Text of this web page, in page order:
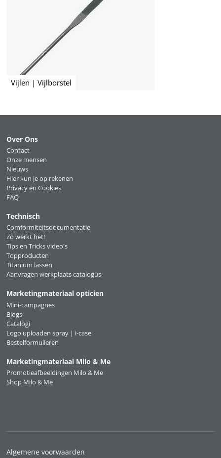
Vijlen | Vijlborstel
Over Ons
Contact
Onze mensen
Nieuws
Hier kun je op rekenen
Privacy en Cookies
FAQ
Technisch
Comformiteitsdocumentatie
Zo werkt het!
Tips en Tricks video's
Topproducten
Titanium lassen
Aanvragen werkplaats catalogus
Marketingmateriaal opticien
Mini-campagnes
Blogs
Catalogi
Logo uploaden spray | i-case
Bestelformulieren
Marketingmateriaal Milo & Me
Promotieafbeeldingen Milo & Me
Shop Milo & Me
Algemene voorwaarden